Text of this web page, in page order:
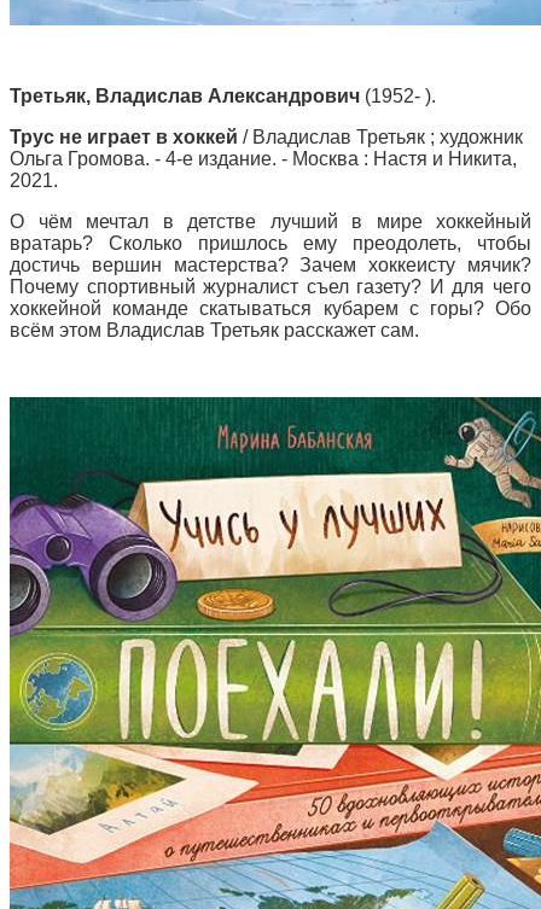
Третьяк, Владислав Александрович (1952- ).
Трус не играет в хоккей / Владислав Третьяк ; художник
Ольга Громова. - 4-е издание. - Москва : Настя и Никита,
2021.
О чём мечтал в детстве лучший в мире хоккейный
вратарь? Сколько пришлось ему преодолеть, чтобы
достичь вершин мастерства? Зачем хоккеисту мячик?
Почему спортивный журналист съел газету? И для чего
хоккейной команде скатываться кубарем с горы? Обо
всём этом Владислав Третьяк расскажет сам.